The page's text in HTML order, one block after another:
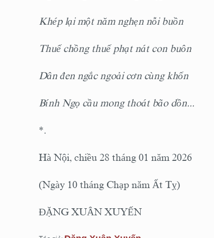
Khép lại một năm nghẹn nỗi buồn
Thuế chồng thuế phạt nát con buôn
Dân đen ngắc ngoải cơn cùng khốn
Bính Ngọ cầu mong thoát bão dồn...
*.
Hà Nội, chiều 28 tháng 01 năm 2026
(Ngày 10 tháng Chạp năm Ất Tỵ)
ĐẶNG XUÂN XUYẾN